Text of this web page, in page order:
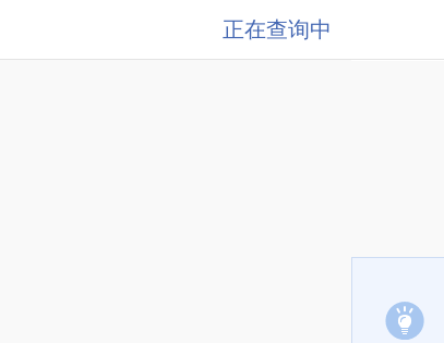
正在查询中